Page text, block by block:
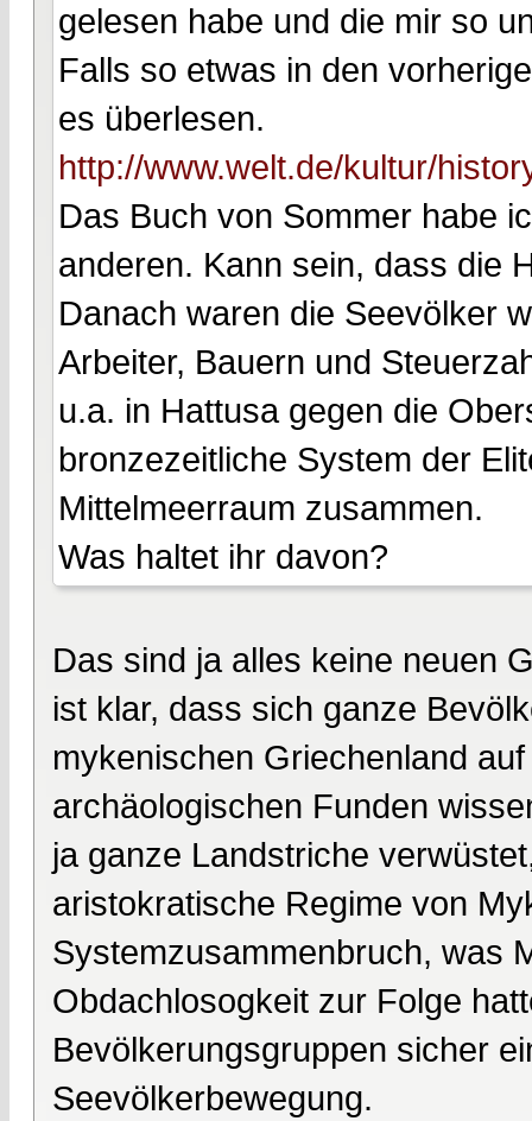
gelesen habe und die mir so
Falls so etwas in den
es überlesen.
http://www.welt.de/kultur/
Das Buch von Sommer habe
anderen. Kann sein, dass die
Danach waren die Seevölker
Arbeiter, Bauern und
u.a. in Hattusa gegen die
bronzezeitliche System der
Mittelmeerraum zusammen.
Was haltet ihr davon?
Das sind ja alles keine neuen
ist klar, dass sich ganze
mykenischen Griechenland
archäologischen Funden
ja ganze Landstriche
aristokratische Regime von
Systemzusammenbruch, was
Obdachlosogkeit zur Folge
Bevölkerungsgruppen sicher
Seevölkerbewegung.